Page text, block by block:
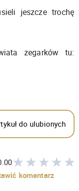
jeszcze trochę
zegarków tu:
do ulubionych
komentarz